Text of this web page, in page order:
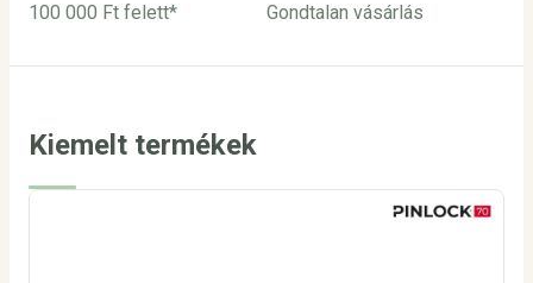
100 000 Ft felett*
Gondtalan vásárlás
Kiemelt termékek